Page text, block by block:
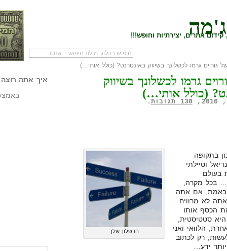
אתרים, יצירתיות וחופש!!!
שיווק שותפים הבלוג
גורוים גרמו לכשלונך בשיווק באינטרנט? (כולל אותי…)
גרמו לכשלונך בשיווק
(כולל אותי…)
130 תגובות .
הכשלון שלך
בתקופה
וטיילתי
בעולם
בכל מקרה,
באמת, אם אתה
לא מרוויח
הכסף אותו
סטטיסטית,
הלוואי ואני
רק לכתוב
ידע…
איך אתה